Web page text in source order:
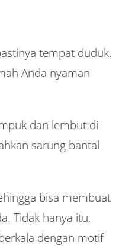
tempat duduk.
Anda nyaman
dan lembut di
sarung bantal
bisa membuat
Tidak hanya itu,
dengan motif